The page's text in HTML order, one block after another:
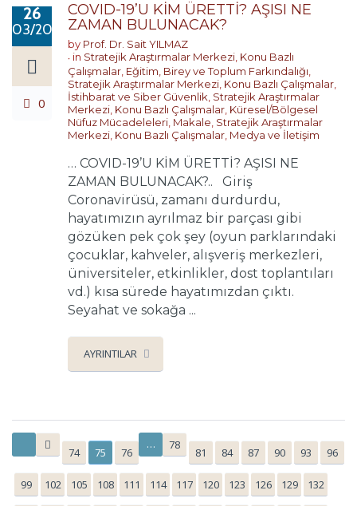
26
03/2020
0
COVID-19’U KİM ÜRETTİ? AŞISI NE
ZAMAN BULUNACAK?
by Prof. Dr. Sait YILMAZ
in Stratejik Araştırmalar Merkezi, Konu Bazlı
Çalışmalar, Eğitim, Birey ve Toplum Farkındalığı,
Stratejik Araştırmalar Merkezi, Konu Bazlı Çalışmalar,
İstihbarat ve Siber Güvenlik, Stratejik Araştırmalar
Merkezi, Konu Bazlı Çalışmalar, Küresel/Bölgesel
Nüfuz Mücadeleleri, Makale, Stratejik Araştırmalar
Merkezi, Konu Bazlı Çalışmalar, Medya ve İletişim
… COVID-19’U KİM ÜRETTİ? AŞISI NE
ZAMAN BULUNACAK?.. Giriş
Coronavirüsü, zamanı durdurdu,
hayatımızın ayrılmaz bir parçası gibi
gözüken pek çok şey (oyun parklarındaki
çocuklar, kahveler, alışveriş merkezleri,
üniversiteler, etkinlikler, dost toplantıları
vd.) kısa sürede hayatımızdan çıktı.
Seyahat ve sokağa ...
AYRINTILAR
74 75 76
… 78
81 84 87 90 93 96
99 102 105 108 111 114 117 120 123 126 129 132